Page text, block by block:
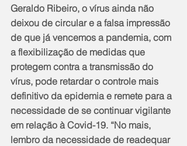
Geraldo Ribeiro, o vírus ainda não
deixou de circular e a falsa impressão
de que já vencemos a pandemia, com
a flexibilização de medidas que
protegem contra a transmissão do
vírus, pode retardar o controle mais
definitivo da epidemia e remete para a
necessidade de se continuar vigilante
em relação à Covid-19. “No mais,
lembro da necessidade de readequar